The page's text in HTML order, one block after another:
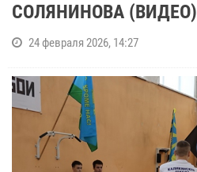
СОЛЯНИНОВА (ВИДЕО)
24 февраля 2026, 14:27